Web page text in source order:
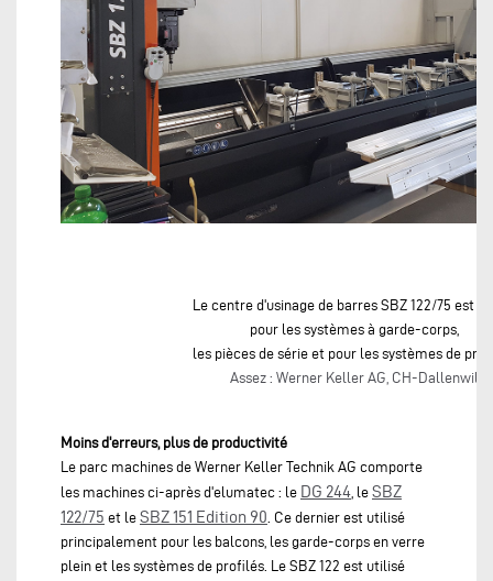
Le centre d'usinage de barres SBZ 122/75 est
pour les systèmes à garde-corps,
les pièces de série et pour les systèmes de
Assez : Werner Keller AG, CH-Dallenwil
Moins d'erreurs, plus de productivité
Le parc machines de Werner Keller Technik AG comporte
les machines ci-après d'elumatec : le DG 244, le SBZ
122/75 et le SBZ 151 Edition 90. Ce dernier est utilisé
principalement pour les balcons, les garde-corps en verre
plein et les systèmes de profilés. Le SBZ 122 est utilisé